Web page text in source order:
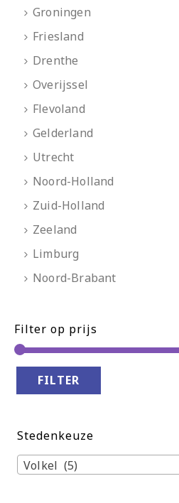
Groningen
Friesland
Drenthe
Overijssel
Flevoland
Gelderland
Utrecht
Noord-Holland
Zuid-Holland
Zeeland
Limburg
Noord-Brabant
Filter op prijs
FILTER
Stedenkeuze
Volkel (5)